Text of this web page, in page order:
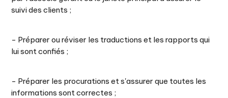
suivi des clients ;
- Préparer ou réviser les traductions et les rapports qui
lui sont confiés ;
- Préparer les procurations et s'assurer que toutes les
informations sont correctes ;